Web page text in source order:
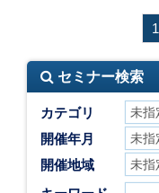
1
セミナー検索
カテゴリ
開催年月
開催地域